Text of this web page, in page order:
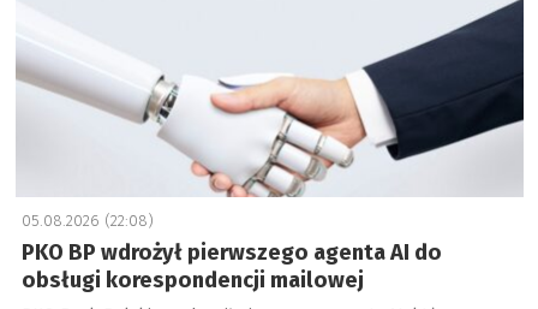
05.08.2026 (22:08)
PKO BP wdrożył pierwszego agenta AI do
obsługi korespondencji mailowej